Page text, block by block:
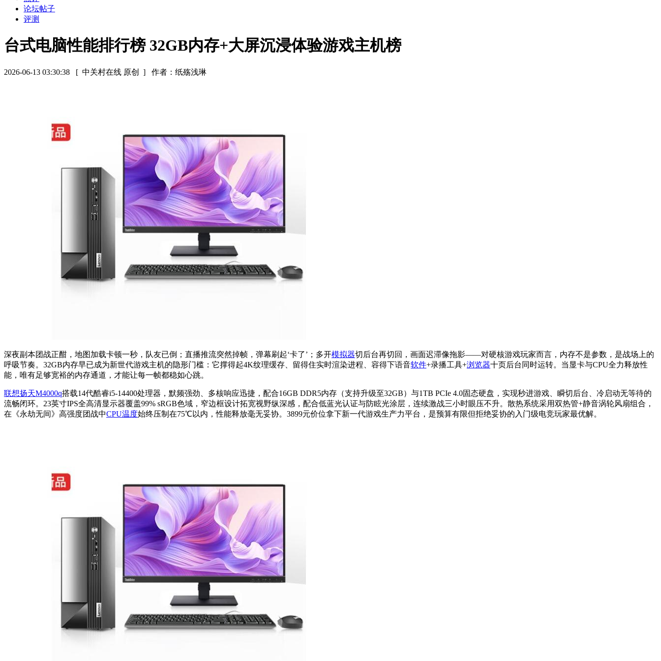
论坛帖子
评测
台式电脑性能排行榜 32GB内存+大屏沉浸体验游戏主机榜
2026-06-13 03:30:38 [ 中关村在线 原创 ] 作者：纸殇浅琳
深夜副本团战正酣，地图加载卡顿一秒，队友已倒；直播推流突然掉帧，弹幕刷起‘卡了’；多开模拟器切后台再切回，画面迟滞像拖影——对硬核游戏玩家而言，内存不是参数，是战场上的
呼吸节奏。32GB内存早已成为新世代游戏主机的隐形门槛：它撑得起4K纹理缓存、留得住实时渲染进程、容得下语音软件+录播工具+浏览器十页后台同时运转。当显卡与CPU全力释放性
能，唯有足够宽裕的内存通道，才能让每一帧都稳如心跳。
联想扬天M4000q搭载14代酷睿i5-14400处理器，默频强劲、多核响应迅捷，配合16GB DDR5内存（支持升级至32GB）与1TB PCIe 4.0固态硬盘，实现秒进游戏、瞬切后台、冷启动无等待的
流畅闭环。23英寸IPS全高清显示器覆盖99% sRGB色域，窄边框设计拓宽视野纵深感，配合低蓝光认证与防眩光涂层，连续激战三小时眼压不升。散热系统采用双热管+静音涡轮风扇组合，
在《永劫无间》高强度团战中CPU温度始终压制在75℃以内，性能释放毫无妥协。3899元价位拿下新一代游戏生产力平台，是预算有限但拒绝妥协的入门级电竞玩家最优解。